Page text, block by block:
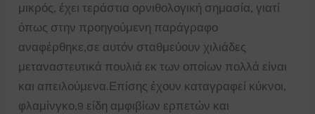
μικρός, έχει τεράστια ορνιθολογική σημασία, γιατί
όπως στην προηγούμενη παράγραφο
αναφέρθηκε,σε αυτόν σταθμεύουν χιλιάδες
μεταναστευτικά πουλιά εκ των οποίων πολλά είναι
και απειλούμενα.Επίσης έχουν καταγραφεί κύκνοι,
φλαμίνγκο,9 είδη αμφιβίων ερπετών και